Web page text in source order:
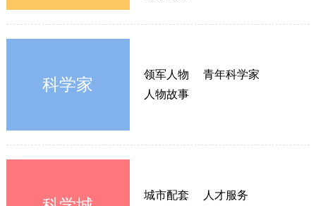
科学家
领军人物
青年科学家
人物故事
城市配套 人才服务